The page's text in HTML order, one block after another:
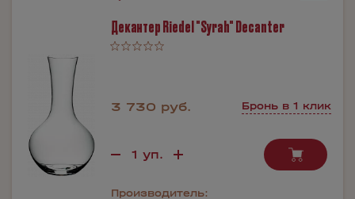
Декантер Riedel "Syrah" Decanter
3 730 руб. Бронь в 1 клик
Производитель: